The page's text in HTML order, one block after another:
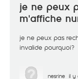
je ne peux
m'affiche
je ne peux pas
invalide pourquoi?
nesrine il y